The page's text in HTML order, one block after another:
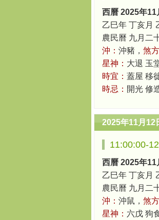
西曆 2025年11
乙巳年 丁亥月
農民曆 九月二
沖： 沖豬， 煞方
星神： 大退 玉
時宜： 蓋屋 移
時忌： 開光 修
2025年11月12
11:00:00-
西曆 2025年11
乙巳年 丁亥月
農民曆 九月二
沖： 沖鼠， 煞方
星神： 六戊 狗